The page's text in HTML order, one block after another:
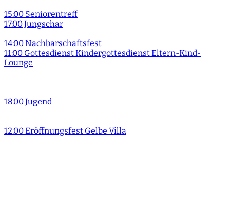
15:00 Seniorentreff
17:00 Jungschar
14:00 Nachbarschaftsfest
11:00 Gottesdienst Kindergottesdienst Eltern-Kind-
Lounge
18:00 Jugend
12:00 Eröffnungsfest Gelbe Villa